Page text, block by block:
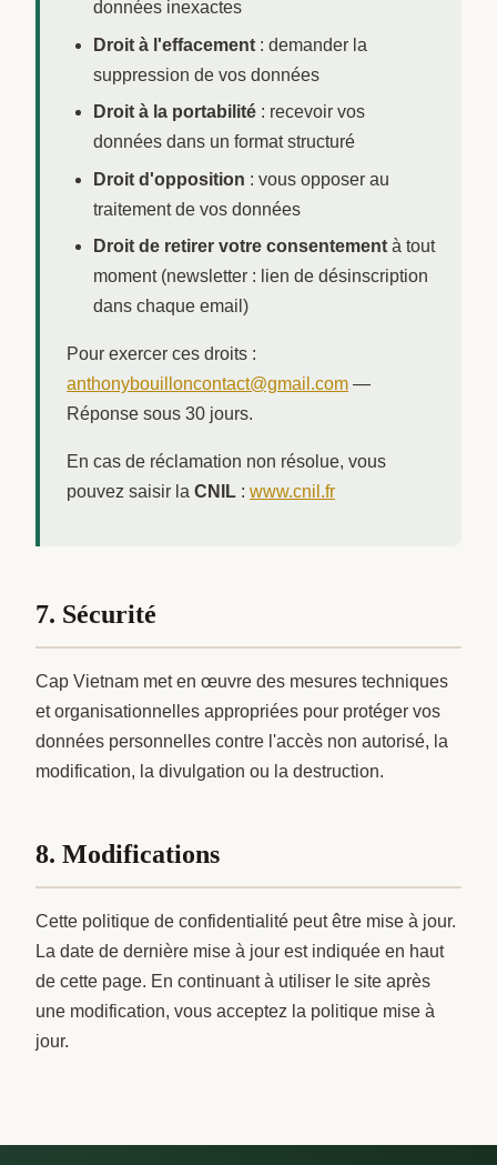
données inexactes
Droit à l'effacement : demander la
suppression de vos données
Droit à la portabilité : recevoir vos
données dans un format structuré
Droit d'opposition : vous opposer au
traitement de vos données
Droit de retirer votre consentement à tout
moment (newsletter : lien de désinscription
dans chaque email)
Pour exercer ces droits :
anthonybouilloncontact@gmail.com —
Réponse sous 30 jours.
En cas de réclamation non résolue, vous
pouvez saisir la CNIL : www.cnil.fr
7. Sécurité
Cap Vietnam met en œuvre des mesures techniques
et organisationnelles appropriées pour protéger vos
données personnelles contre l'accès non autorisé, la
modification, la divulgation ou la destruction.
8. Modifications
Cette politique de confidentialité peut être mise à jour.
La date de dernière mise à jour est indiquée en haut
de cette page. En continuant à utiliser le site après
une modification, vous acceptez la politique mise à
jour.